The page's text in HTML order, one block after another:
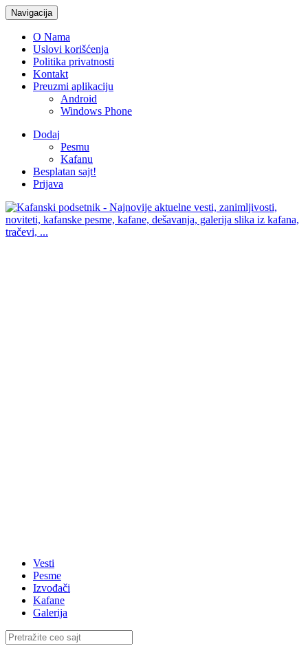
Navigacija
O Nama
Uslovi korišćenja
Politika privatnosti
Kontakt
Preuzmi aplikaciju
Android
Windows Phone
Dodaj
Pesmu
Kafanu
Besplatan sajt!
Prijava
Vesti
Pesme
Izvođači
Kafane
Galerija